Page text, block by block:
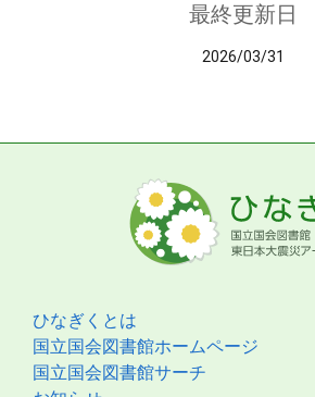
最終更新日
2026/03/31
ひなぎくとは
国立国会図書館ホームページ
国立国会図書館サーチ